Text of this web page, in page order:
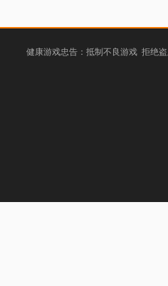
健康游戏忠告：抵制不良游戏 拒绝